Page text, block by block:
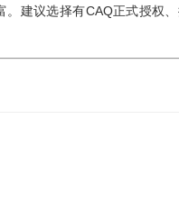
建议选择有CAQ正式授权